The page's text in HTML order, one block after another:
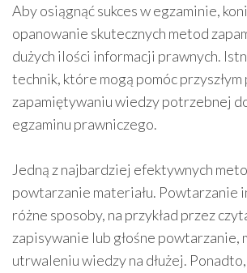
Aby osiągnąć sukces w egzaminie,
opanowanie skutecznych metod
dużych ilości informacji prawnych.
technik, które mogą pomóc
zapamiętywaniu wiedzy potrzebnej
egzaminu prawniczego.
Jedną z najbardziej efektywnych
powtarzanie materiału. Powtarzanie
różne sposoby, na przykład przez
zapisywanie lub głośne powtarzanie,
utrwaleniu wiedzy na dłużej.